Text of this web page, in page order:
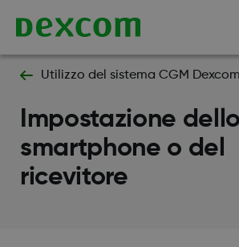
Utilizzo del sistema CGM Dexcom
Impostazione dello
smartphone o del
ricevitore